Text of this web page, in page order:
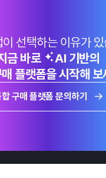
이 선택하는 이유가
금 바로
AI 기반의
플랫폼을 시작해 보
구매 플랫폼 문의하기